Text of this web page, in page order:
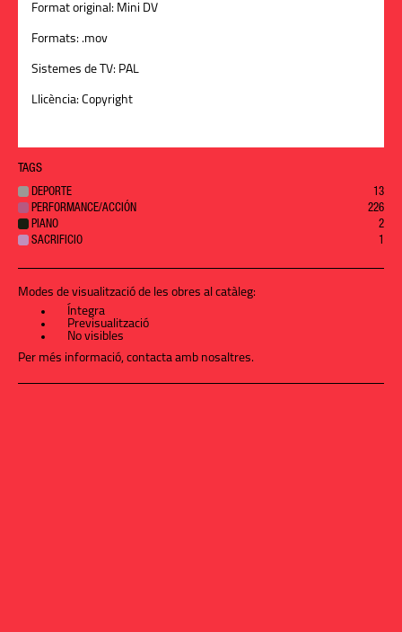
Format original: Mini DV
Formats: .mov
Sistemes de TV: PAL
Llicència: Copyright
TAGS
DEPORTE
13
PERFORMANCE/ACCIÓN
226
PIANO
2
SACRIFICIO
Modes de visualització de les obres al catàleg:
Íntegra
Previsualització
No visibles
Per més informació, contacta amb nosaltres.